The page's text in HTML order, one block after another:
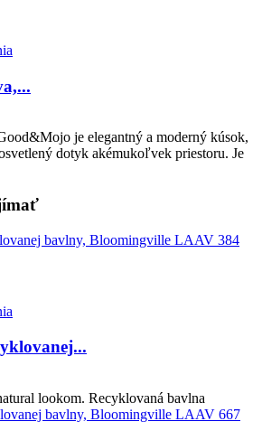
je elegantný a moderný kúsok,
dotyk akémukoľvek priestoru. Je
lookom. Recyklovaná bavlna